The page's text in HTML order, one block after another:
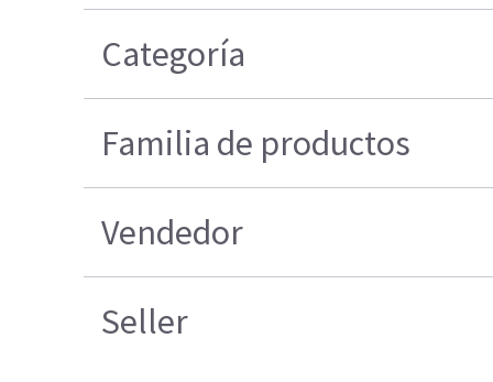
Categoría
Familia de productos
Vendedor
Seller